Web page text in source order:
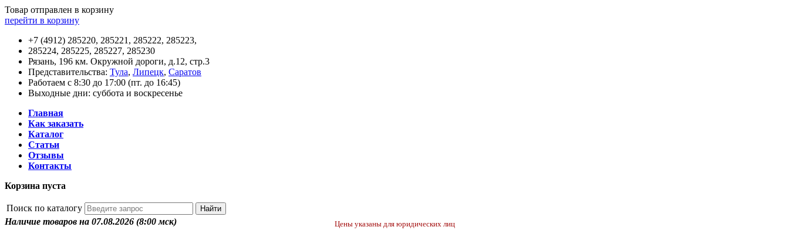
Товар отправлен в корзину
перейти в корзину
+7 (4912) 285220, 285221, 285222, 285223,
285224, 285225, 285227, 285230
Рязань, 196 км. Окружной дороги, д.12, стр.3
Представительства: Тула, Липецк, Саратов
Работаем с 8:30 до 17:00 (пт. до 16:45)
Выходные дни: суббота и воскресенье
Главная
Как заказать
Каталог
Статьи
Отзывы
Контакты
Корзина пуста
Поиск по каталогу
Наличие товаров на 07.08.2026 (8:00 мск) Цены указаны для юридических лиц